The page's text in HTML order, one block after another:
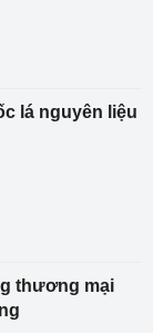
lá nguyên liệu
thương mại